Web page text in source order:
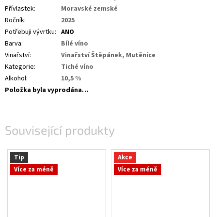
Související produkty
Tip
Více za méně
Akce
Více za méně
Přívlastek:
Moravské zemské
Ročník:
2025
Potřebuji vývrtku: ANO
Barva:
Bílé víno
Vinařství:
Vinařství Štěpánek, Mutěnice
Kategorie:
Tiché víno
Alkohol:
10,5 %
Položka byla vyprodána…